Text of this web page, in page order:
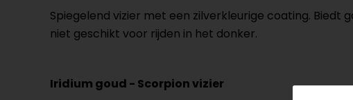
Spiegelend vizier met een zilverkleurige coating. Biedt
niet geschikt voor rijden in het donker.
Iridium goud - Scorpion vizier